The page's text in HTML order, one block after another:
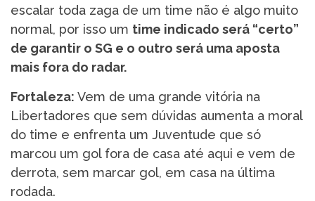
escalar toda zaga de um time não é algo muito
normal, por isso um time indicado será “certo”
de garantir o SG e o outro será uma aposta
mais fora do radar.
Fortaleza: Vem de uma grande vitória na
Libertadores que sem dúvidas aumenta a moral
do time e enfrenta um Juventude que só
marcou um gol fora de casa até aqui e vem de
derrota, sem marcar gol, em casa na última
rodada.